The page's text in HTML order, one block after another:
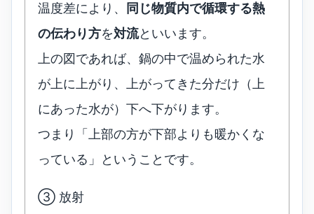
温度差により、
同じ物質内で循環する熱
の伝わり方を対流といいます。
上の図であれば、鍋の中で温められた水
が上に上がり、上がってきた分だけ（上
にあった水が）下へ下がります。
つまり「上部の方が下部よりも暖かくな
っている」ということです。
③ 放射